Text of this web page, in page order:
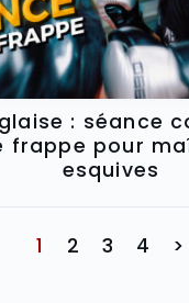
: séance
frappe pour
esquives
1 2 3 4 >